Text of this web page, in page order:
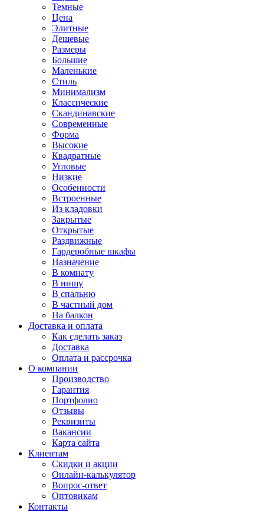
Темные
Цена
Элитные
Дешевые
Размеры
Большие
Маленькие
Стиль
Минимализм
Классические
Скандинавские
Современные
Форма
Высокие
Квадратные
Угловые
Низкие
Особенности
Встроенные
Из кладовки
Закрытые
Открытые
Раздвижные
Гардеробные шкафы
Назначение
В комнату
В нишу
В спальню
В частный дом
На балкон
Доставка и оплата
Как сделать заказ
Доставка
Оплата и рассрочка
О компании
Производство
Гарантия
Портфолио
Отзывы
Реквизиты
Вакансии
Карта сайта
Клиентам
Скидки и акции
Онлайн-калькулятор
Вопрос-ответ
Оптовикам
Контакты